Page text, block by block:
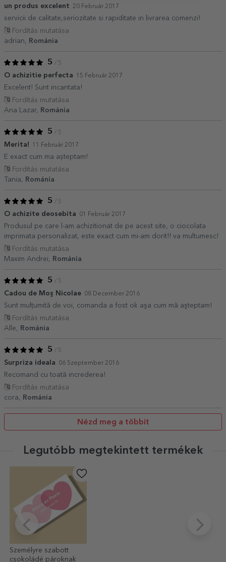
un produs excelent 20 Február 2017
servicii de calitate,seriozitate si rapiditate in livrarea comenzi!
Fordítás mutatása
adrian,
Románia
5 / 5
O achizitie perfecta 15 Február 2017
Excelent! Sunt incantata!
Fordítás mutatása
Ana Lazar,
Románia
5 / 5
Merita! 11 Február 2017
E exact cum ma așteptam!
Fordítás mutatása
Tania,
Románia
5 / 5
O achizite deosebita 01 Február 2017
Produsul pe care l-am achizitionat de pe acest site, o ciocolata
imprimata personalizat, este exact cum mi-am dorit!! va multumesc!
Fordítás mutatása
Maxim Andrei,
Románia
5 / 5
Cadou de Moş Nicolae 08 December 2016
Sunt mulţumită de voi, comanda a fost ok aşa cum mă aşteptam!
Fordítás mutatása
Alle,
Románia
5 / 5
Surpriza ideala 06 Szeptember 2016
Recomand cu toată increderea!
Fordítás mutatása
cora,
Románia
Nézd meg a többit
Legutóbb megtekintett termékek
Személyre szabott
csokoládé pároknak